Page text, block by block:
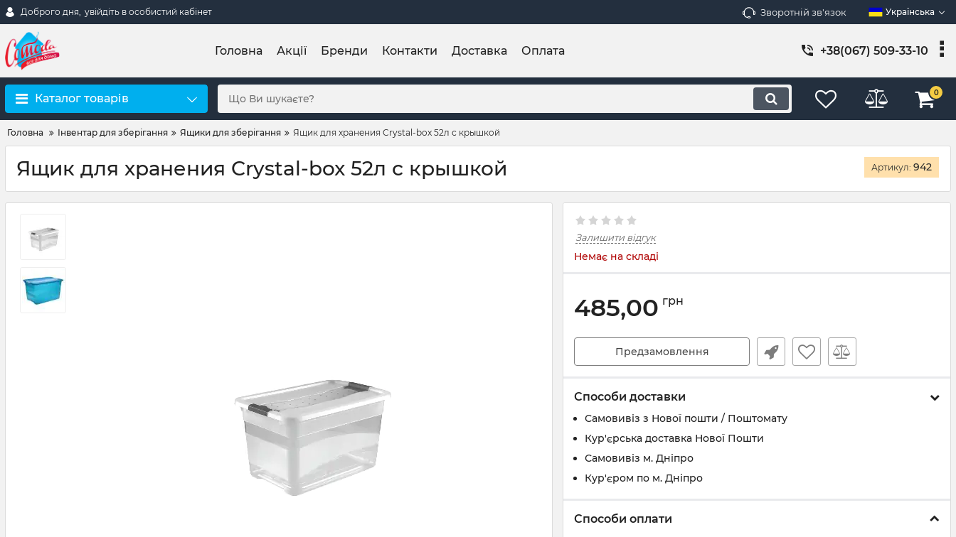
Доброго дня, увійдіть в особистий кабінет Зворотній зв'язок Українська
Головна Акції Бренди Контакти Доставка Оплата +38(067) 509-33-10
Каталог товарів 0
Головна Інвентар для зберігання Ящики для зберігання Ящик для хранения Crystal-box 52л с крышкой
Ящик для хранения Crystal-box 52л с крышкой Артикул: 942
Залишити відгук
Немає на складі
485,00 грн
Предзамовлення
Способи доставки
Самовивіз з Нової пошти / Поштомату
Кур'єрська доставка Нової Пошти
Самовивіз м. Дніпро
Кур'єром по м. Дніпро
Способи оплати